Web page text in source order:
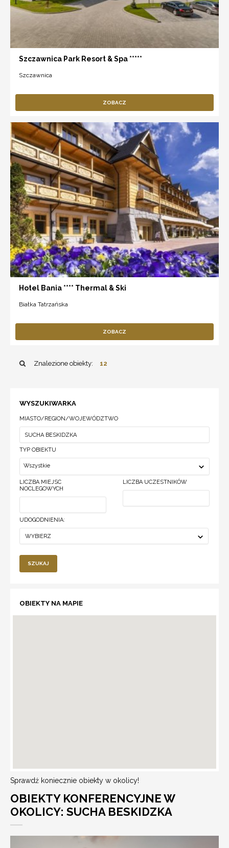
Szczawnica Park Resort & Spa *****
Szczawnica
ZOBACZ
Hotel Bania **** Thermal & Ski
Białka Tatrzańska
ZOBACZ
Znalezione obiekty: 12
WYSZUKIWARKA
MIASTO/REGION/WOJEWÓDZTWO
TYP OBIEKTU
Wszystkie
LICZBA MIEJSC
NOCLEGOWYCH
LICZBA UCZESTNIKÓW
UDOGODNIENIA:
WYBIERZ
SZUKAJ
OBIEKTY NA MAPIE
Sprawdź koniecznie obiekty w okolicy!
OBIEKTY KONFERENCYJNE W
OKOLICY: SUCHA BESKIDZKA